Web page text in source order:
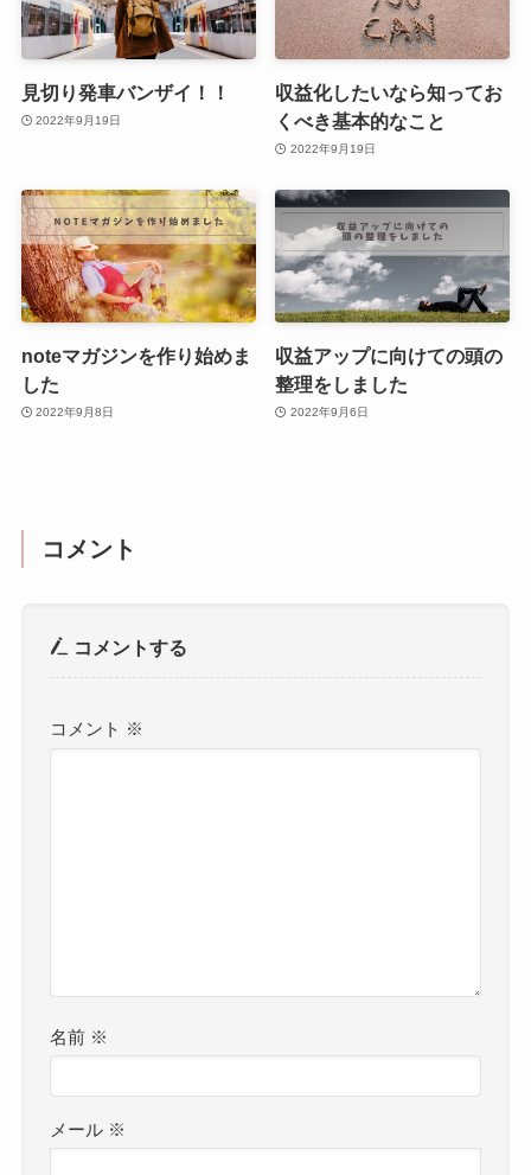
見切り発車バンザイ！！
2022年9月19日
収益化したいなら知ってお
くべき基本的なこと
2022年9月19日
noteマガジンを作り始めま
した
2022年9月8日
収益アップに向けての頭の
整理をしました
2022年9月6日
コメント
コメントする
コメント ※
名前 ※
メール ※